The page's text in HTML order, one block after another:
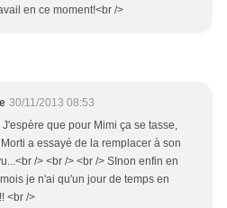
en ce moment!<br />
30/11/2013 08:53
que pour Mimi ça se tasse,
a essayé de la remplacer à son
/> <br /> <br /> SInon enfin en
je n'ai qu'un jour de temps en
<br />